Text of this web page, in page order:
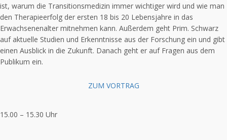
ist, warum die Transitionsmedizin immer wichtiger wird und wie man
den Therapieerfolg der ersten 18 bis 20 Lebensjahre in das
Erwachsenenalter mitnehmen kann. Außerdem geht Prim. Schwarz
auf aktuelle Studien und Erkenntnisse aus der Forschung ein und gibt
einen Ausblick in die Zukunft. Danach geht er auf Fragen aus dem
Publikum ein.
ZUM VORTRAG
15.00 – 15.30 Uhr